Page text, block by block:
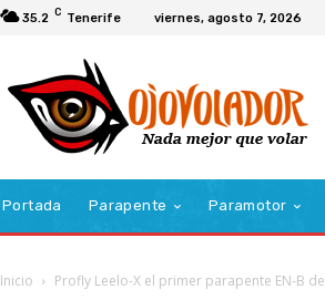
35.2 C Tenerife viernes, agosto 7, 2026
Portada Parapente Paramotor
Inicio Profly Leelo-X el primer parapente EN-B